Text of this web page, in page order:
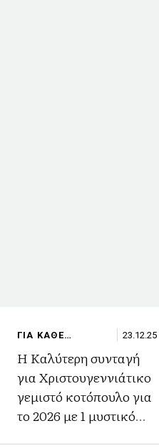
ΓΙΑ ΚΑΘΕ
23.12.25
Η Καλύτερη συνταγή
για Χριστουγεννιάτικο
γεμιστό κοτόπουλο για
το 2026 με 1 μυστικό